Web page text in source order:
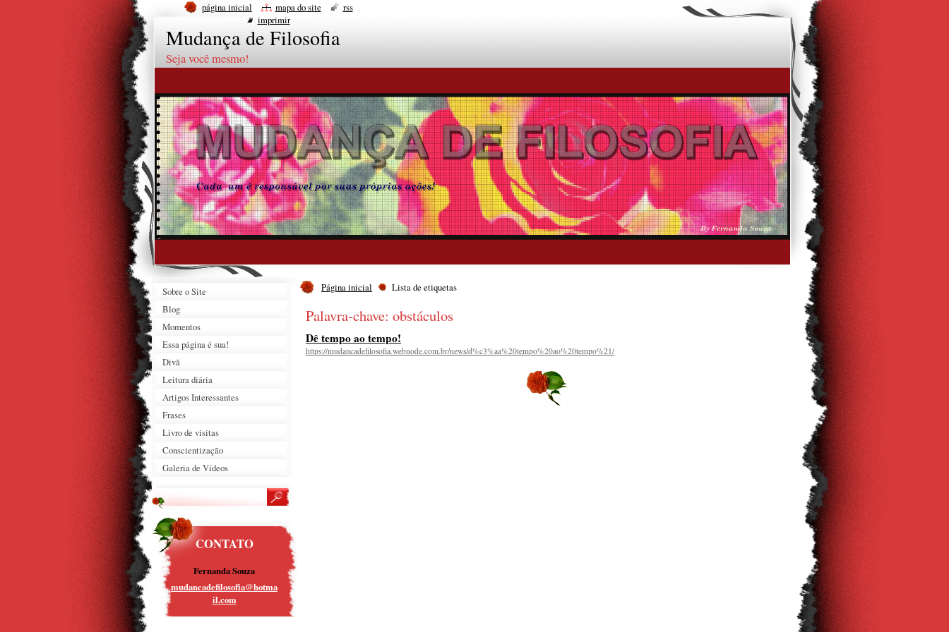
Mudança de Filosofia
Seja você mesmo!
Página inicial Lista de etiquetas
Palavra-chave: obstáculos
Dê tempo ao tempo!
https://mudancadefilosofia.webnode.com.br/news/d%c3%aa%20tempo%20ao%20tempo%21/
Sobre o Site
Blog
Momentos
Essa página é sua!
Divã
Leitura diária
Artigos Interessantes
Frases
Livro de visitas
Conscientização
Galeria de Vídeos
CONTATO
Fernanda Souza
mudancadefilosofia@hotma
il.com
página inicial mapa do site
rss
imprimir